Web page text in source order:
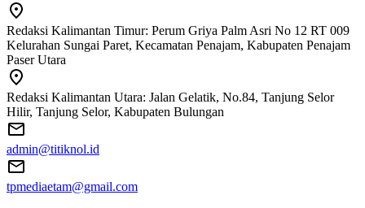
Redaksi Kalimantan Timur: Perum Griya Palm Asri No 12 RT 009
Kelurahan Sungai Paret, Kecamatan Penajam, Kabupaten Penajam
Paser Utara
Redaksi Kalimantan Utara: Jalan Gelatik, No.84, Tanjung Selor
Hilir, Tanjung Selor, Kabupaten Bulungan
admin@titiknol.id
tpmediaetam@gmail.com